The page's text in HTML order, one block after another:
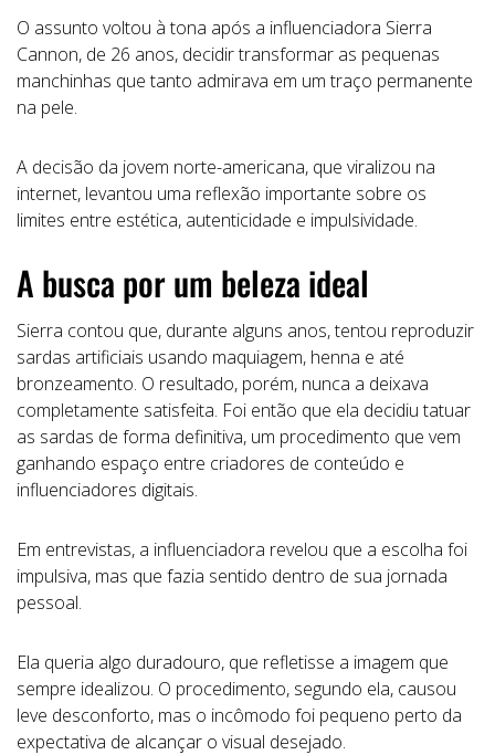
O assunto voltou à tona após a influenciadora Sierra
Cannon, de 26 anos, decidir transformar as pequenas
manchinhas que tanto admirava em um traço permanente
na pele.
A decisão da jovem norte-americana, que viralizou na
internet, levantou uma reflexão importante sobre os
limites entre estética, autenticidade e impulsividade.
A busca por um beleza ideal
Sierra contou que, durante alguns anos, tentou reproduzir
sardas artificiais usando maquiagem, henna e até
bronzeamento. O resultado, porém, nunca a deixava
completamente satisfeita. Foi então que ela decidiu tatuar
as sardas de forma definitiva, um procedimento que vem
ganhando espaço entre criadores de conteúdo e
influenciadores digitais.
Em entrevistas, a influenciadora revelou que a escolha foi
impulsiva, mas que fazia sentido dentro de sua jornada
pessoal.
Ela queria algo duradouro, que refletisse a imagem que
sempre idealizou. O procedimento, segundo ela, causou
leve desconforto, mas o incômodo foi pequeno perto da
expectativa de alcançar o visual desejado.